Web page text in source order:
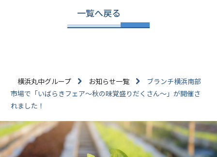
一覧へ戻る
横浜丸中グループ お知らせ一覧
ブランチ横浜南部
市場で「いばらきフェア～秋の味覚盛りだくさん～」が開催さ
れました！